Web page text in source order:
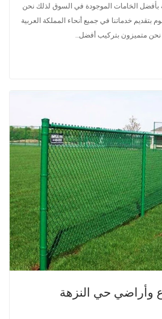
بأفضل الخامات الموجودة في السوق لذلك نحن
خدماتنا في جميع أنحاء المملكة العربية
متميزون بتركيب أفضل…
وأراضي حي النزهة